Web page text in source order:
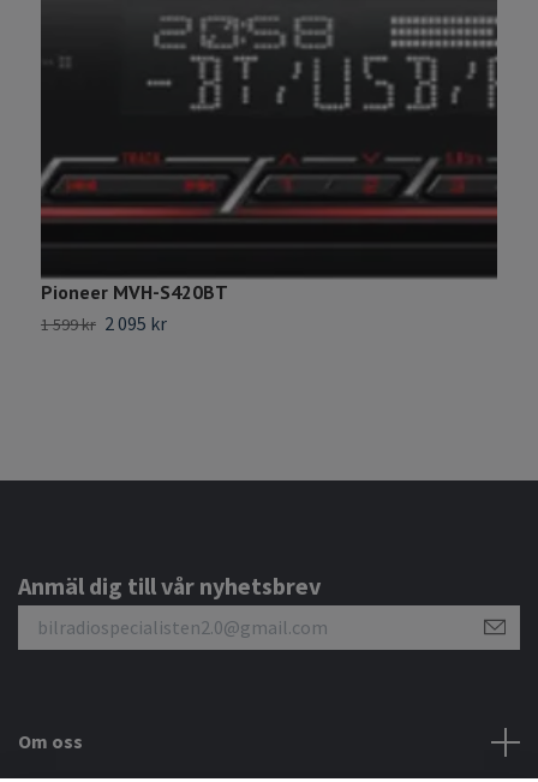
Pioneer MVH-S420BT
1 599 kr 2 095 kr
Anmäl dig till vår nyhetsbrev
Om oss